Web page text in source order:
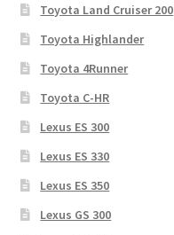
Toyota Land Cruiser 200
Toyota Highlander
Toyota 4Runner
Toyota C-HR
Lexus ES 300
Lexus ES 330
Lexus ES 350
Lexus GS 300